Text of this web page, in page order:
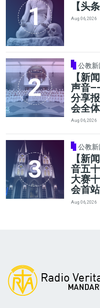
【头
Aug 06, 2026
公教新
【新
声音
分享
会全
Aug 06, 2026
公教新
【新
音五
大赛
会首
Aug 06, 2026